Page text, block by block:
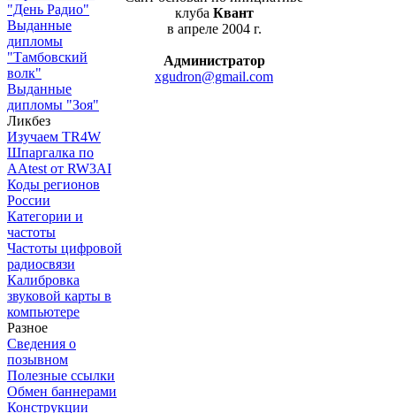
"День Радио"
Выданные
дипломы
"Тамбовский
волк"
Выданные
дипломы "Зоя"
Ликбез
Изучаем TR4W
Шпаргалка по
AAtest от RW3AI
Коды регионов
России
Категории и
частоты
Частоты цифровой
радиосвязи
Калибровка
звуковой карты в
компьютере
Разное
Сведения о
позывном
Полезные ссылки
Обмен баннерами
Конструкции
клуба Квант
в апреле 2004 г.
Администратор
xgudron@gmail.com